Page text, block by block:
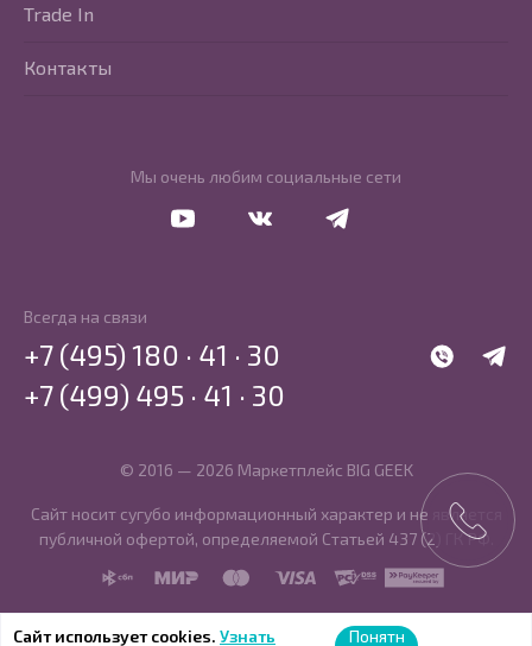
Мы очень любим социальные сети
Trade In
Контакты
Всегда на связи
WhatsApp
+7 (495) 180 · 41 · 30
+7 (499) 495 · 41 · 30
© 2016 — 2026 Маркетплейс BIG GEEK
Сайт носит сугубо информационный характер и не является
публичной офертой, определяемой Статьей 437 (2) ГК РФ.
SBP
MIR MasterCard
Visa PCI DSS PayKeeper
Сайт использует cookies. Узнать
Понятн